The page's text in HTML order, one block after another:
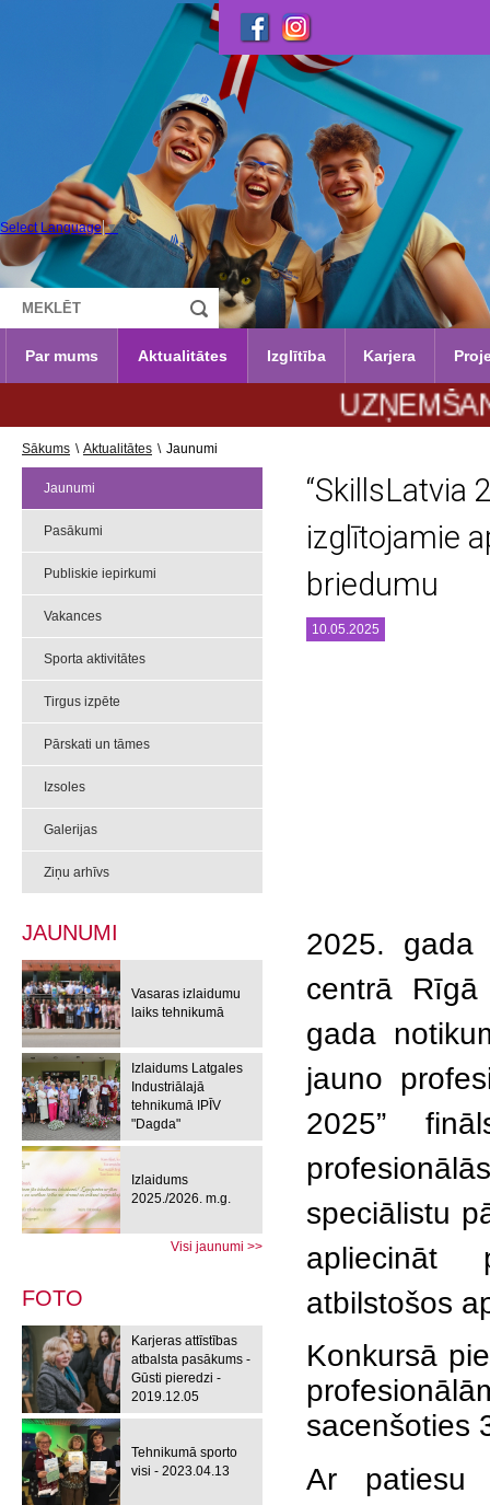
Select Language ▼
Par mums Aktualitātes Izglītība Karjera
UZŅEMŠANA
Sākums \ Aktualitātes \ Jaunumi
Jaunumi
Pasākumi
Publiskie iepirkumi
Vakances
Sporta aktivitātes
Tirgus izpēte
Pārskati un tāmes
Izsoles
Galerijas
Ziņu arhīvs
JAUNUMI
Vasaras izlaidumu
laiks tehnikumā
Izlaidums Latgales
Industriālajā
tehnikumā IPĪV
"Dagda"
Izlaidums
2025./2026. m.g.
Visi jaunumi >>
FOTO
Karjeras attīstības
atbalsta pasākums -
Gūsti pieredzi -
2019.12.05
Tehnikumā sporto
visi - 2023.04.13
“SkillsLatvia
izglītojamie
briedumu
10.05.2025
2025.
centrā
gada
jauno
2025”
speciālistu
apliecināt
atbilstošos
Konkursā
sacenšoties
Ar patiesu